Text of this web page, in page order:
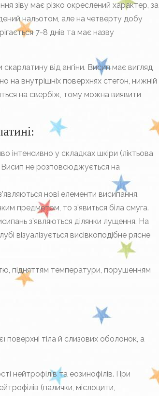
зіву має різко окреслений характер, за
нальотом, але на четверту добу
7-8 днів та має назву
від ангіни. Висип має вигляд
на внутрішніх поверхнях стегон, нижній
на свербіж, тому можна виявити
інтенсивно у складках шкіри (ліктьова
Висип не розповсюджується на
нові елементи висипання.
предметом, то з’явиться біла смуга.
з’являються ділянки лущення. На
візуалізується висівкоподібне рясне
підняттям температури, порушенням
поверхні тіла й слизових оболонок, а
нейтрофілів та еозинофілів. При
(палички, мієлоцити,